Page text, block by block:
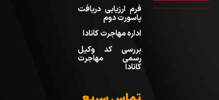
فرم ارزیابی دریافت
پاسورت دوم
اداره مهاجرت کانادا
بررسی کد وکیل
رسمی مهاجرت
کانادا